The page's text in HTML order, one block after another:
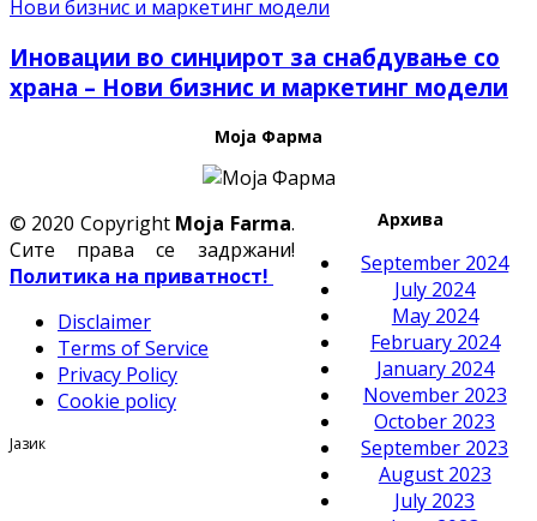
Иновации во синџирот за снабдување со
храна – Нови бизнис и маркетинг модели
Моја Фарма
Архива
September 2024
July 2024
May 2024
February 2024
January 2024
November 2023
October 2023
September 2023
August 2023
July 2023
© 2020 Copyright Moja Farma.
Сите права се задржани!
Политика на приватност!
Disclaimer
Terms of Service
Privacy Policy
Cookie policy
Јазик